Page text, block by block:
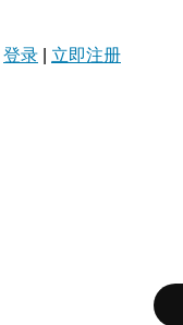
登录 立即注册